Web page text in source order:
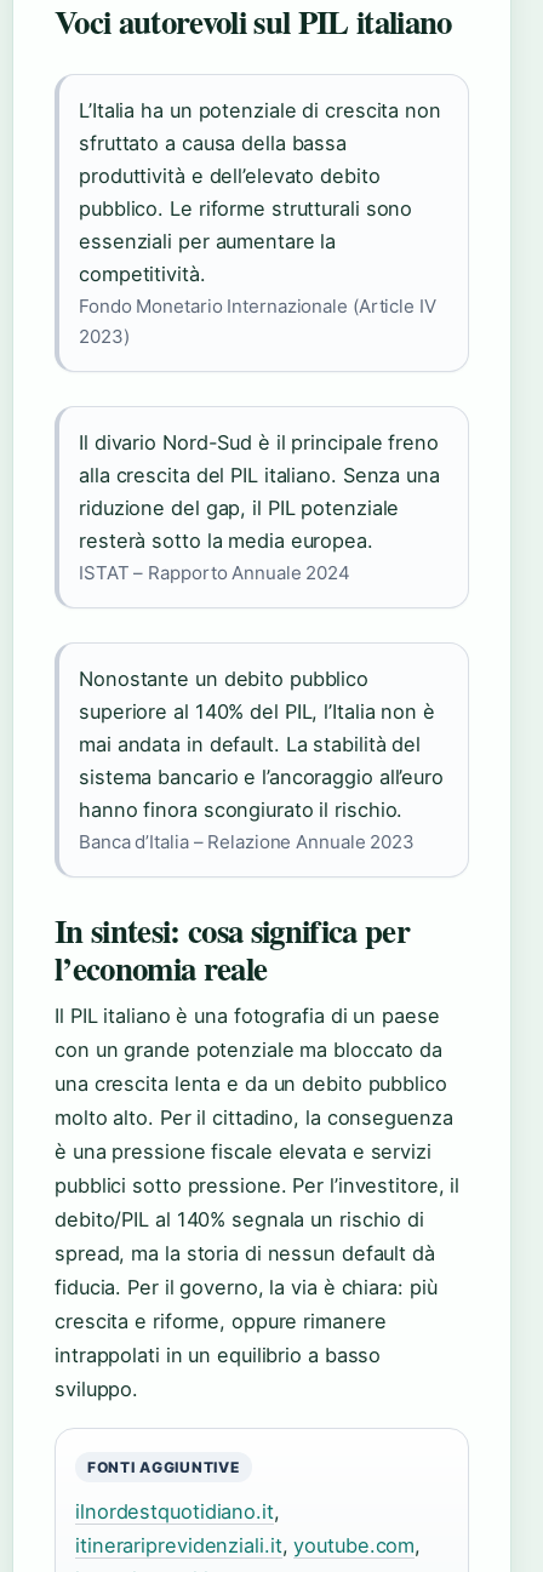
Voci autorevoli sul PIL italiano
L’Italia ha un potenziale di crescita non
sfruttato a causa della bassa
produttività e dell’elevato debito
pubblico. Le riforme strutturali sono
essenziali per aumentare la
competitività.
Fondo Monetario Internazionale (Article IV
2023)
Il divario Nord-Sud è il principale freno
alla crescita del PIL italiano. Senza una
riduzione del gap, il PIL potenziale
resterà sotto la media europea.
ISTAT – Rapporto Annuale 2024
Nonostante un debito pubblico
superiore al 140% del PIL, l’Italia non è
mai andata in default. La stabilità del
sistema bancario e l’ancoraggio all’euro
hanno finora scongiurato il rischio.
Banca d’Italia – Relazione Annuale 2023
In sintesi: cosa significa per
l’economia reale
Il PIL italiano è una fotografia di un paese
con un grande potenziale ma bloccato da
una crescita lenta e da un debito pubblico
molto alto. Per il cittadino, la conseguenza
è una pressione fiscale elevata e servizi
pubblici sotto pressione. Per l’investitore, il
debito/PIL al 140% segnala un rischio di
spread, ma la storia di nessun default dà
fiducia. Per il governo, la via è chiara: più
crescita e riforme, oppure rimanere
intrappolati in un equilibrio a basso
sviluppo.
FONTI AGGIUNTIVE
ilnordestquotidiano.it,
itinerariprevidenziali.it,youtube.com,